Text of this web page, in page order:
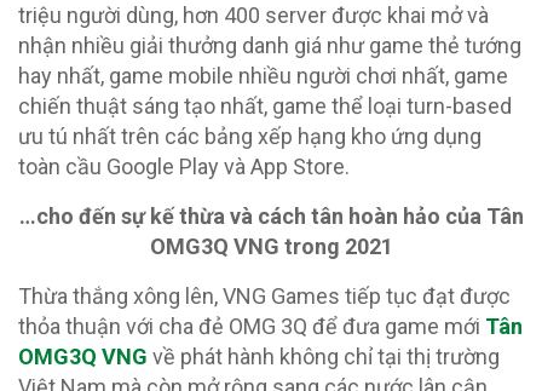
triệu người dùng, hơn 400 server được khai mở và
nhận nhiều giải thưởng danh giá như game thẻ tướng
hay nhất, game mobile nhiều người chơi nhất, game
chiến thuật sáng tạo nhất, game thể loại turn-based
ưu tú nhất trên các bảng xếp hạng kho ứng dụng
toàn cầu Google Play và App Store.
…cho đến sự kế thừa và cách tân hoàn hảo của Tân
OMG3Q VNG trong 2021
Thừa thắng xông lên, VNG Games tiếp tục đạt được
thỏa thuận với cha đẻ OMG 3Q để đưa game mới Tân
OMG3Q VNG về phát hành không chỉ tại thị trường